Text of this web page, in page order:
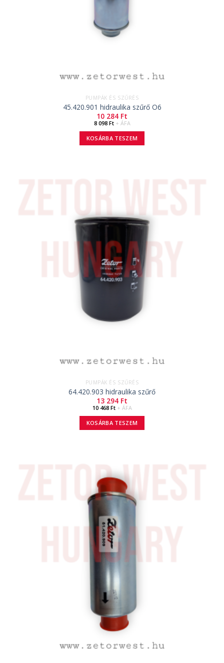
PUMPÁK ÉS SZŰRÉS
45.420.901 hidraulika szűrő O6
10 284 Ft
8 098 Ft+ ÁFA
KOSÁRBA TESZEM
PUMPÁK ÉS SZŰRÉS
64.420.903 hidraulika szűrő
13 294 Ft
10 468 Ft+ ÁFA
KOSÁRBA TESZEM